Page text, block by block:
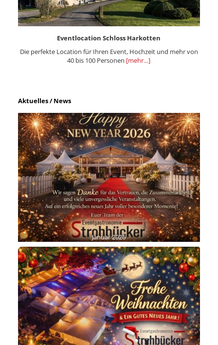
Eventlocation Schloss Harkotten
Die perfekte Location für Ihren Event, Hochzeit und mehr von
40 bis 100 Personen [mehr…]
Aktuelles / News
Januar 2026